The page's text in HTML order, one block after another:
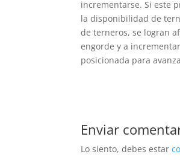
incrementarse. Si este
la disponibilidad de
de terneros, se logran
engorde y a
posicionada para
Enviar
Lo siento, debes estar